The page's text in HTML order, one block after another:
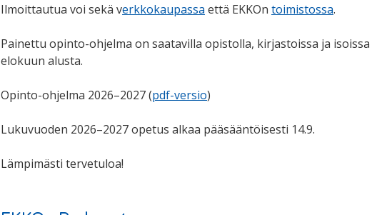
Ilmoittautua voi sekä verkkokaupassa että EKKOn toimistossa.
Painettu opinto-ohjelma on saatavilla opistolla, kirjastoissa ja
elokuun alusta.
Opinto-ohjelma 2026–2027 (pdf-versio)
Lukuvuoden 2026–2027 opetus alkaa pääsääntöisesti 14.9.
Lämpimästi tervetuloa!